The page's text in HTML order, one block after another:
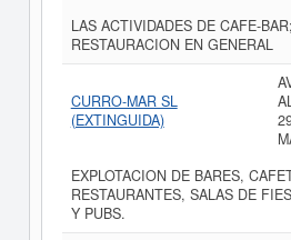
LAS ACTIVIDADES DE CAFE-
RESTAURACION EN GENERAL
CURRO-MAR SL
(EXTINGUIDA)
EXPLOTACION DE BARES,
RESTAURANTES, SALAS DE
Y PUBS.